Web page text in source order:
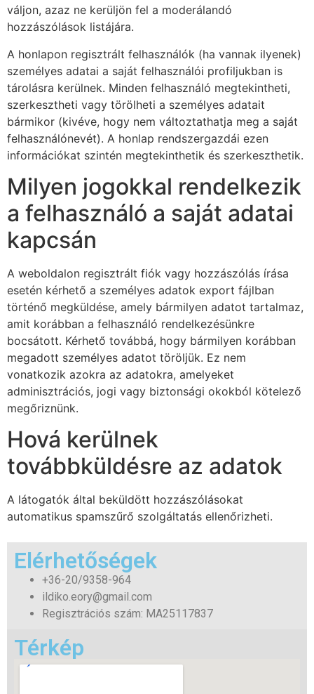
váljon, azaz ne kerüljön fel a moderálandó
hozzászólások listájára.
A honlapon regisztrált felhasználók (ha vannak ilyenek)
személyes adatai a saját felhasználói profiljukban is
tárolásra kerülnek. Minden felhasználó megtekintheti,
szerkesztheti vagy törölheti a személyes adatait
bármikor (kivéve, hogy nem változtathatja meg a saját
felhasználónevét). A honlap rendszergazdái ezen
információkat szintén megtekinthetik és szerkeszthetik.
Milyen jogokkal rendelkezik
a felhasználó a saját adatai
kapcsán
A weboldalon regisztrált fiók vagy hozzászólás írása
esetén kérhető a személyes adatok export fájlban
történő megküldése, amely bármilyen adatot tartalmaz,
amit korábban a felhasználó rendelkezésünkre
bocsátott. Kérhető továbbá, hogy bármilyen korábban
megadott személyes adatot töröljük. Ez nem
vonatkozik azokra az adatokra, amelyeket
adminisztrációs, jogi vagy biztonsági okokból kötelező
megőriznünk.
Hová kerülnek
továbbküldésre az adatok
A látogatók által beküldött hozzászólásokat
automatikus spamszűrő szolgáltatás ellenőrizheti.
Elérhetőségek
+36-20/9358-964
ildiko.eory@gmail.com
Regisztrációs szám: MA25117837
Térkép